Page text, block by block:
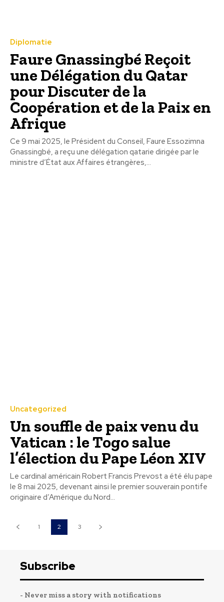
Diplomatie
Faure Gnassingbé Reçoit
une Délégation du Qatar
pour Discuter de la
Coopération et de la Paix en
Afrique
Ce 9 mai 2025, le Président du Conseil, Faure Essozimna
Gnassingbé, a reçu une délégation qatarie dirigée par le
ministre d’État aux Affaires étrangères,...
Uncategorized
Un souffle de paix venu du
Vatican : le Togo salue
l’élection du Pape Léon XIV
Le cardinal américain Robert Francis Prevost a été élu pape
le 8 mai 2025, devenant ainsi le premier souverain pontife
originaire d’Amérique du Nord...
1 2 3
Subscribe
- Never miss a story with notifications